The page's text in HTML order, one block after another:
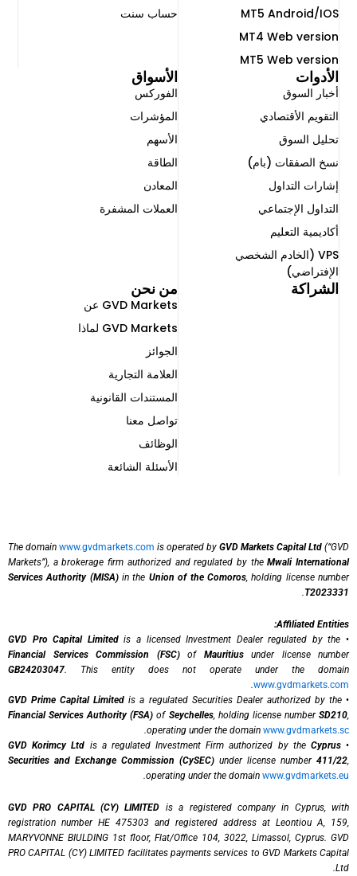
حساب سنت
MT5 Android/IOS
MT4 Web version
MT5 Web version
الأسواق
الفوركس
المؤشرات
الأسهم
الطاقة
المعادن
العملات المشفرة
الأدوات
أخبار السوق
التقويم الأقتصادي
تحليل السوق
نسخ الصفقات (بام)
إشارات التداول
التداول الإجتماعي ​
أكاديمية التعليم
VPS (الخادم الشخصي
الإفتراضي)
من نحن
GVD Markets عن
GVD Markets لماذا
الجوائز
العلامة التجارية
المستندات القانونية
تواصل معنا
الوظائف
الأسئلة الشائعة
الشراكة
The domain www.gvdmarkets.com is operated by GVD Markets Capital Ltd (“GVD
Markets”), a brokerage firm authorized and regulated by theMwali International
Services Authority (MISA)in the Union of the Comoros, holding license number
T2023331
.
Affiliated Entities:
•
GVD Pro Capital Limitedis a licensed Investment Dealer regulated by the
Financial Services Commission (FSC)of Mauritiusunder license number
GB24203047. This entity does not operate under the domain
www.gvdmarkets.com
.
•
GVD Prime Capital Limited is a regulated Securities Dealer authorized by the
Financial Services Authority (FSA) of Seychelles, holding license numberSD210,
operating under the domain www.gvdmarkets.sc
.
•
GVD Korimcy Ltd is a regulated Investment Firm authorized by the Cyprus
Securities and Exchange Commission (CySEC) under license number 411/22,
operating under the domain www.gvdmarkets.eu
.
GVD PRO CAPITAL (CY) LIMITED is a registered company in Cyprus, with
registration number HE 475303 and registered address at Leontiou A, 159,
MARYVONNE BIULDING 1st floor, Flat/Office 104, 3022, Limassol, Cyprus. GVD
PRO CAPITAL (CY) LIMITED facilitates payments services to GVD Markets Capital
Ltd.